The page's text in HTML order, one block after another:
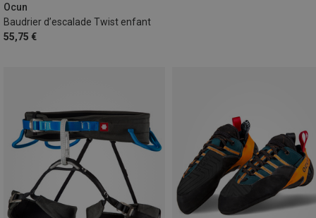
Ocun
Baudrier d’escalade Twist enfant
55,75 €